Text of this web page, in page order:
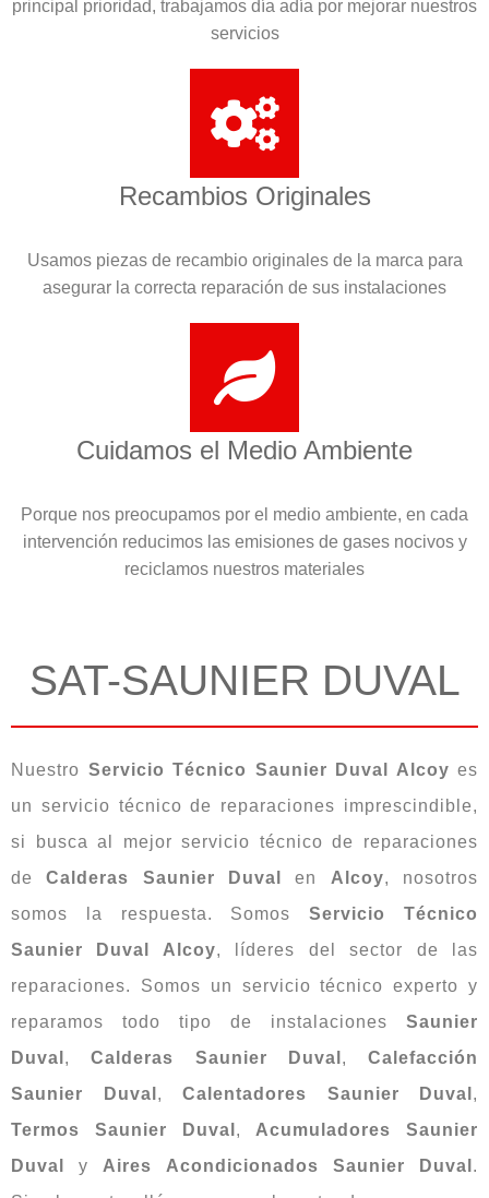
principal prioridad, trabajamos día adía por mejorar nuestros
servicios
Recambios Originales
Usamos piezas de recambio originales de la marca para
asegurar la correcta reparación de sus instalaciones
Cuidamos el Medio Ambiente
Porque nos preocupamos por el medio ambiente, en cada
intervención reducimos las emisiones de gases nocivos y
reciclamos nuestros materiales
SAT-SAUNIER DUVAL
Nuestro Servicio Técnico Saunier Duval Alcoy es
un servicio técnico de reparaciones imprescindible,
si busca al mejor servicio técnico de reparaciones
deCalderas Saunier Duval en Alcoy, nosotros
somos la respuesta. SomosServicio Técnico
Saunier Duval Alcoy, líderes del sector de las
reparaciones. Somos un servicio técnico experto y
reparamos todo tipo de instalaciones Saunier
Duval ,Calderas Saunier Duval , Calefacción
Saunier Duval , Calentadores Saunier Duval ,
Termos Saunier Duval , Acumuladores Saunier
Duval
y Aires Acondicionados Saunier Duval .